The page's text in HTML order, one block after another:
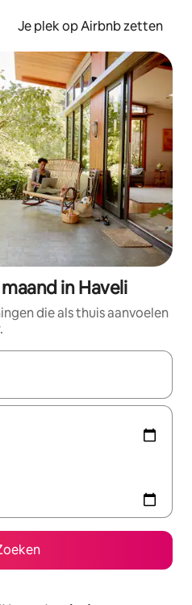
Je plek op Airbnb zetten
in Haveli
die als thuis aanvoelen
zijn, maak je een keuze